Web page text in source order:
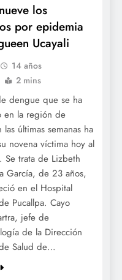
los
por epidemia
Ucayali
14 años
2 mins
dengue que se ha
en la región de
las últimas semanas ha
novena víctima hoy al
Se trata de Lizbeth
García, de 23 años,
en el Hospital
Pucallpa. Cayo
jefe de
de la Dirección
Salud de…